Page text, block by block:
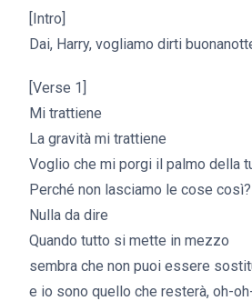
[Intro]
Dai, Harry, vogliamo dirti
[Verse 1]
Mi trattiene
La gravità mi trattiene
Voglio che mi porgi il palmo della
Perché non lasciamo le cose così?
Nulla da dire
Quando tutto si mette in mezzo
sembra che non puoi essere
e io sono quello che resterà, oh-